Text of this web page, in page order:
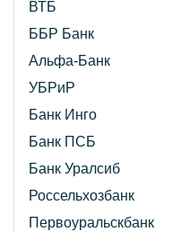
ВТБ
ББР Банк
Альфа-Банк
УБРиР
Банк Инго
Банк ПСБ
Банк Уралсиб
Россельхозбанк
Первоуральскбанк